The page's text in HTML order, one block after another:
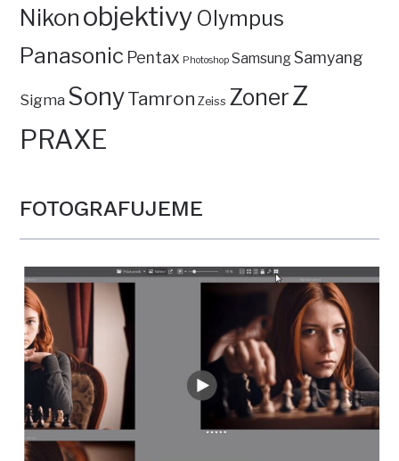
Nikon objektivy Olympus
Panasonic Pentax Photoshop SamsungSamyang
Sigma SonyTamron Zeiss ZonerZ
PRAXE
FOTOGRAFUJEME